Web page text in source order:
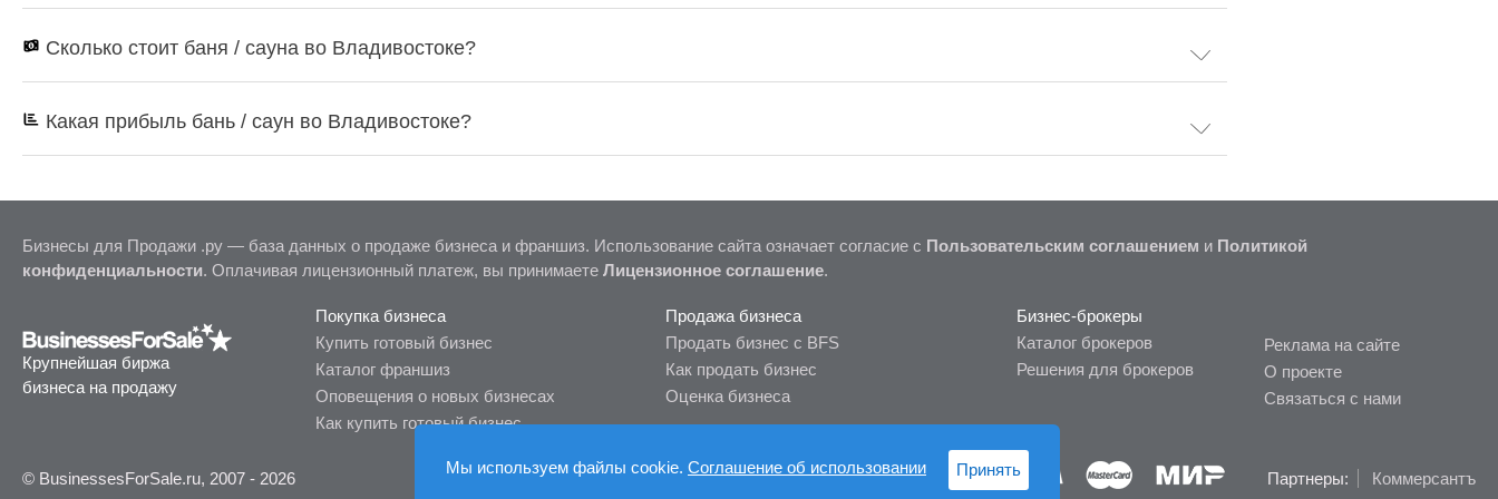
Сколько стоит баня / сауна во Владивостоке?
Какая прибыль бань / саун во Владивостоке?
Бизнесы для Продажи .ру — база данных о продаже бизнеса и франшиз. Использование сайта означает согласие с Пользовательским соглашением и Политикой
конфиденциальности. Оплачивая лицензионный платеж, вы принимаете Лицензионное соглашение.
Крупнейшая биржа
бизнеса на продажу
Покупка бизнеса
Купить готовый бизнес
Каталог франшиз
Оповещения о новых бизнесах
Как купить готовый бизнес
Продажа бизнеса
Продать бизнес с BFS
Как продать бизнес
Оценка бизнеса
Бизнес-брокеры
Каталог брокеров
Решения для брокеров
Реклама на сайте
О проекте
Связаться с нами
© BusinessesForSale.ru, 2007 - 2026 Партнеры: Коммерсантъ
Мы используем файлы cookie. Соглашение об использовании Принять